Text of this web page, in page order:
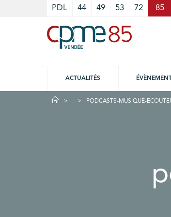
PDL 44 49 53 72 85
ACTUALITÉS
PODCASTS-MUSIQUE-
Cookies management panel